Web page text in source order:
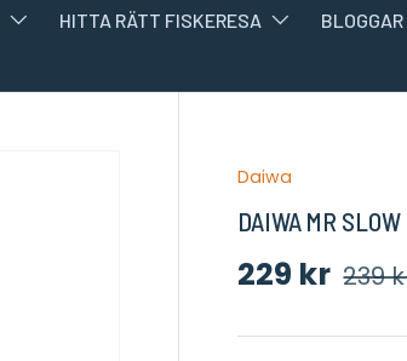
HITTA RÄTT FISKERESA
Daiwa
DAIWA MR
229 kr 239